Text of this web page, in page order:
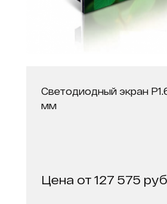
Светодиодный экран
мм
Цена от 127 575